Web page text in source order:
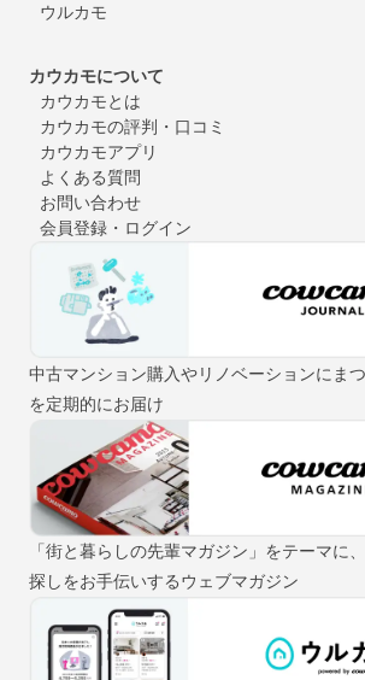
ウルカモ
カウカモについて
カウカモとは
カウカモの評判・口コミ
カウカモアプリ
よくある質問
お問い合わせ
会員登録・ログイン
中古マンション購入やリノベーションにま
を定期的にお届け
「街と暮らしの先輩マガジン」をテーマに
探しをお手伝いするウェブマガジン